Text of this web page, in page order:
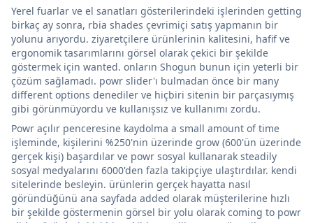
Yerel fuarlar ve el sanatları gösterilerindeki işlerinden getting
birkaç ay sonra, rbia shades çevrimiçi satış yapmanın bir
yolunu arıyordu. ziyaretçilere ürünlerinin kalitesini, hafif ve
ergonomik tasarımlarını görsel olarak çekici bir şekilde
göstermek için wanted. onların Shogun bunun için yeterli bir
çözüm sağlamadı. powr slider'ı bulmadan önce bir many
different options denediler ve hiçbiri sitenin bir parçasıymış
gibi görünmüyordu ve kullanışsız ve kullanımı zordu.
Powr açılır penceresine kaydolma a small amount of time
işleminde, kişilerini %250'nin üzerinde grow (600'ün üzerinde
gerçek kişi) başardılar ve powr sosyal kullanarak steadily
sosyal medyalarını 6000'den fazla takipçiye ulaştırdılar. kendi
sitelerinde besleyin. ürünlerin gerçek hayatta nasıl
göründüğünü ana sayfada added olarak müşterilerine hızlı
bir şekilde göstermenin görsel bir yolu olarak coming to powr